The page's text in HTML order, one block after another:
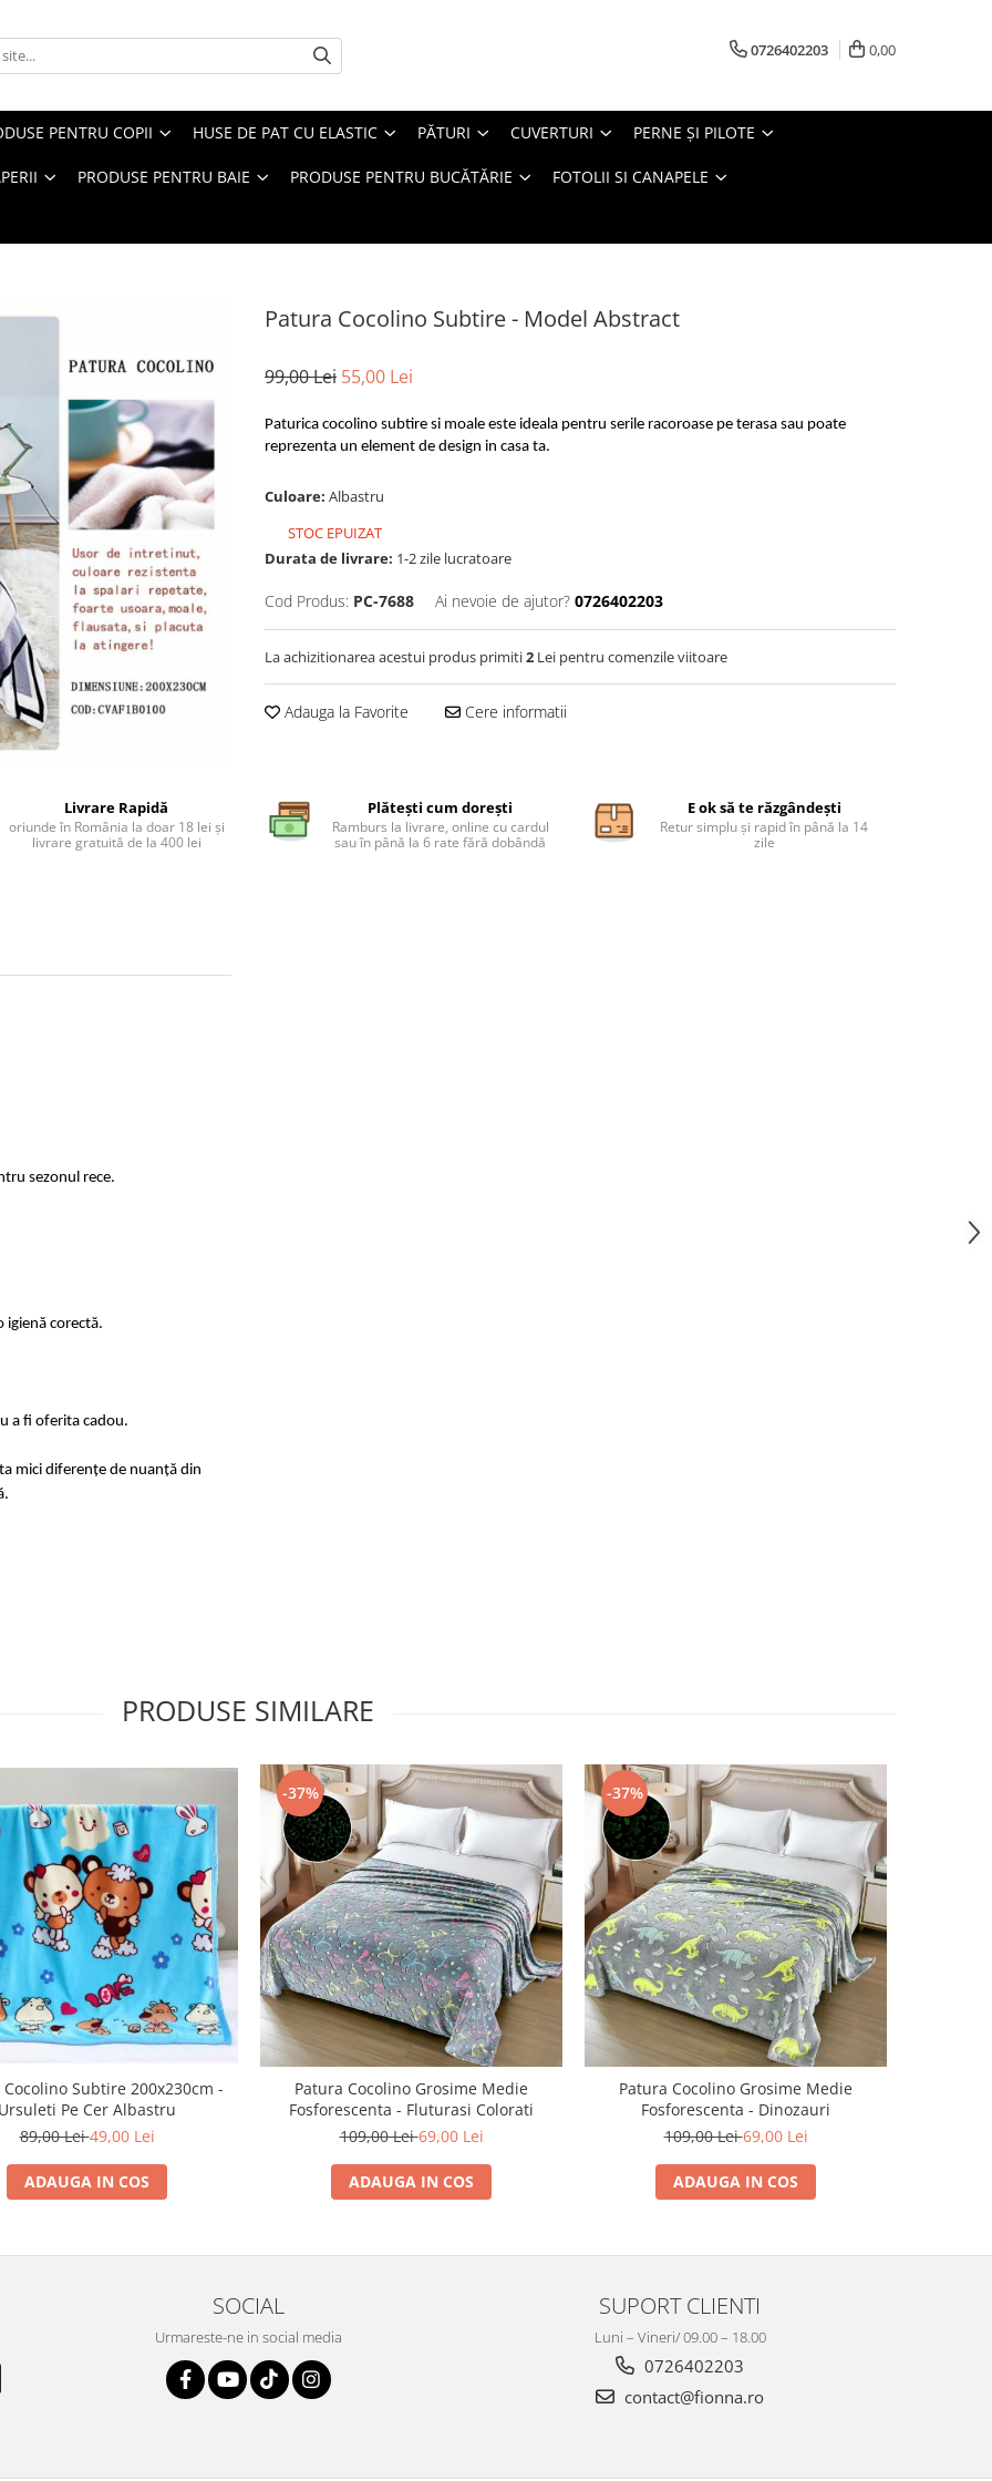
0726402203 0,00
PENTRU COPII HUSE DE PAT CU ELASTIC PĂTURI CUVERTURI PERNE ŞI PILOTE
PRODUSE PENTRU BAIE PRODUSE PENTRU BUCĂTĂRIE FOTOLII SI CANAPELE
Patura Cocolino Subtire - Model Abstract
99,00 Lei 55,00 Lei
Paturica cocolino subtire si moale este ideala pentru serile racoroase pe terasa sau poate
reprezenta un element de design in casa ta.
Culoare: Albastru
STOC EPUIZAT
Durata de livrare: 1-2 zile lucratoare
Cod Produs: PC-7688 Ai nevoie de ajutor? 0726402203
La achizitionarea acestui produs primiti2 Lei pentru comenzile viitoare
Adauga la Favorite Cere informatii
Livrare Rapidă
oriunde în România la doar 18 lei și
livrare gratuită de la 400 lei
Plătești cum dorești
Ramburs la livrare, online cu cardul
sau în până la 6 rate fără dobândă
E ok să te răzgândești
Retur simplu și rapid în până la 14
zile
sezonul rece.
igienă corectă.
a fi oferita cadou.
mici diferențe de nuanță din
PRODUSE SIMILARE
Cocolino Subtire 200x230cm -
Ursuleti Pe Cer Albastru
89,00 Lei49,00 Lei
ADAUGA IN COS
-37%
Patura Cocolino Grosime Medie
Fosforescenta - Fluturasi Colorati
109,00 Lei69,00 Lei
ADAUGA IN COS
-37%
Patura Cocolino Grosime Medie
Fosforescenta - Dinozauri
109,00 Lei69,00 Lei
ADAUGA IN COS
SOCIAL
Urmareste-ne in social media
SUPORT CLIENTI
Luni – Vineri/ 09.00 – 18.00
0726402203
contact@fionna.ro